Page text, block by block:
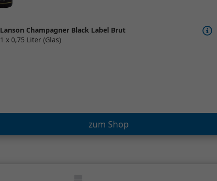
Lanson Champagner Black Label Brut
1 x 0,75 Liter (Glas)
zum Shop